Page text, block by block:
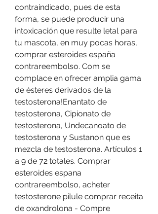
contraindicado, pues de esta
forma, se puede producir una
intoxicación que resulte letal para
tu mascota, en muy pocas horas,
comprar esteroides españa
contrareembolso. Com se
complace en ofrecer amplia gama
de ésteres derivados de la
testosterona!Enantato de
testosterona, Cipionato de
testosterona, Undecanoato de
testosterona y Sustanon que es
mezcla de testosterona. Artículos 1
a 9 de 72 totales. Comprar
esteroides espana
contrareembolso, acheter
testosterone pilule comprar receita
de oxandrolona - Compre